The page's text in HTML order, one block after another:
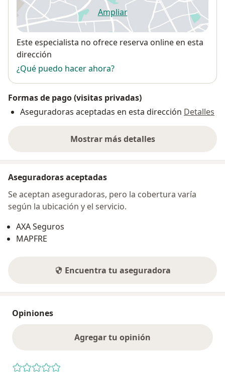
Ampliarse abre en una nueva
Disponibilidad
Este especialista no ofrece reserva online en esta
dirección
¿Qué puedo hacer ahora?
Formas de pago (visitas privadas)
Aseguradoras aceptadas en esta dirección Detalles
Mostrar más detalles
sobre la dirección
Aseguradoras aceptadas
Se aceptan aseguradoras, pero la cobertura varía
según la ubicación y el servicio.
AXA Seguros
MAPFRE
Encuentra tu aseguradora
Opiniones
Agregar tu opinión